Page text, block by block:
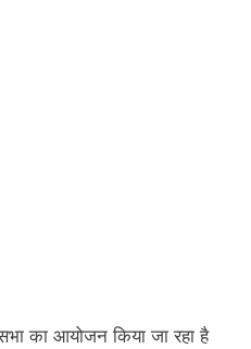
का आयोजन किया जा रहा है